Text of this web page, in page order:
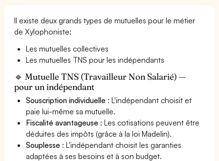
Il existe deux grands types de mutuelles pour le métier
de Xylophoniste:
Les mutuelles collectives
Les mutuelles TNS pour les indépendants
🔹 Mutuelle TNS (Travailleur Non Salarié) —
pour un indépendant
Souscription individuelle : L'indépendant choisit et
paie lui-même sa mutuelle.
Fiscalité avantageuse : Les cotisations peuvent être
déduites des impôts (grâce à la loi Madelin).
Souplesse : L'indépendant choisit les garanties
adaptées à ses besoins et à son budget.